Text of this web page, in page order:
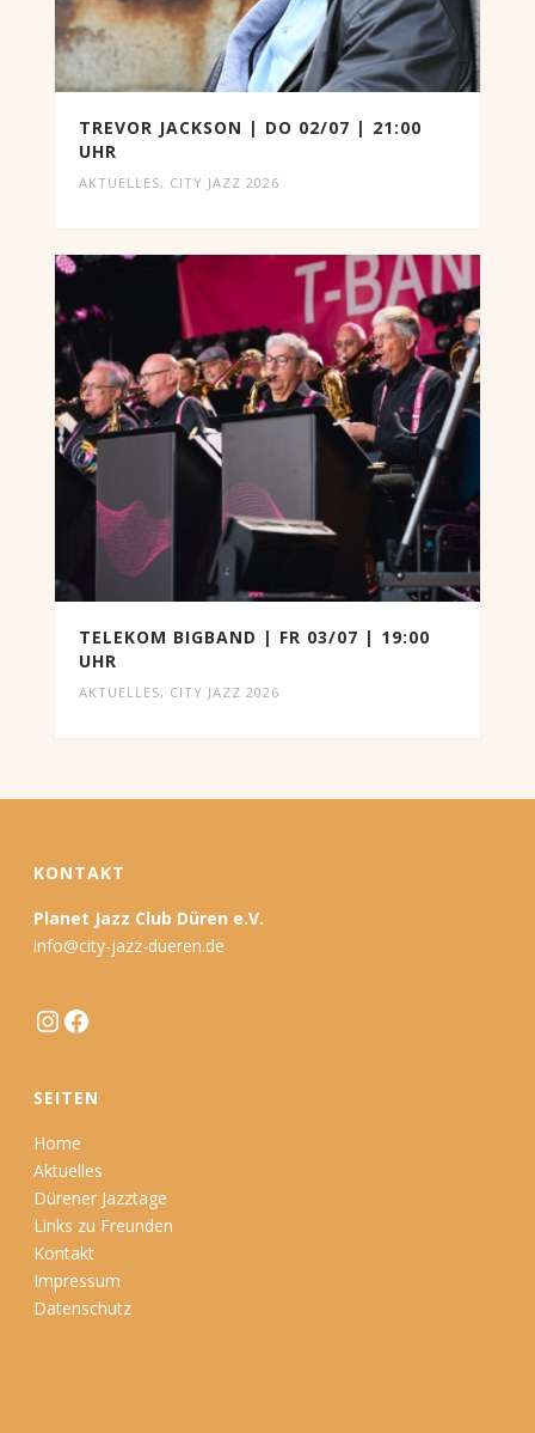
TREVOR JACKSON | DO 02/07 | 21:00
UHR
AKTUELLES, CITY JAZZ 2026
TELEKOM BIGBAND | FR 03/07 | 19:00
UHR
AKTUELLES, CITY JAZZ 2026
KONTAKT
Planet Jazz Club Düren e.V.
info@city-jazz-dueren.de
Instagram
Facebook
SEITEN
Home
Aktuelles
Dürener Jazztage
Links zu Freunden
Kontakt
Impressum
Datenschutz